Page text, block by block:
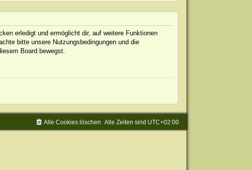
erledigt und ermöglicht dir, auf weitere Funktionen
bitte unsere Nutzungsbedingungen und die
Board bewegst.
Alle Zeiten sind UTC+02:00
Alle Cookies löschen